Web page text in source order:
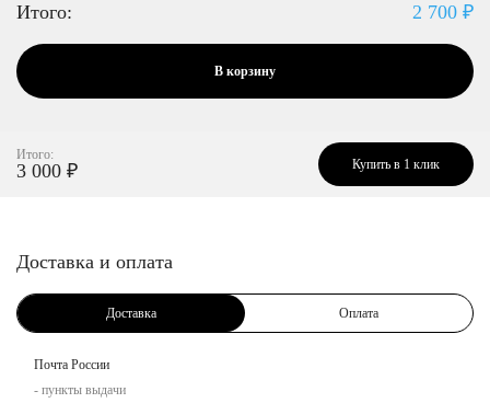
Итого: 2 700 ₽
В корзину
Итого:
3 000 ₽ Купить в 1 клик
Доставка и оплата
Доставка Оплата
Почта России
- пункты выдачи